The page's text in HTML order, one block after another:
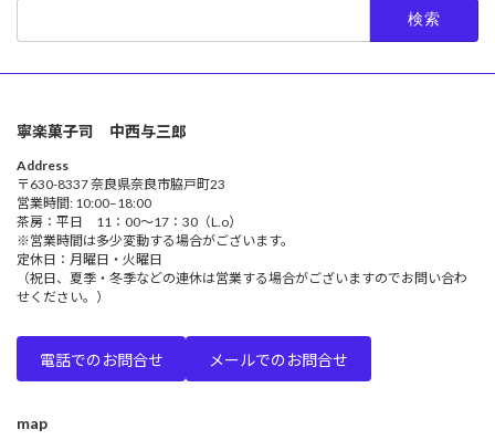
寧楽菓子司 中西与三郎
Address
〒630-8337 奈良県奈良市脇戸町23
営業時間: 10:00–18:00
茶房：平日 11：00～17：30（L.o）
※営業時間は多少変動する場合がございます。
定休日：月曜日・火曜日
（祝日、夏季・冬季などの連休は営業する場合がございますのでお問い合わ
せください。）
電話でのお問合せ メールでのお問合せ
map